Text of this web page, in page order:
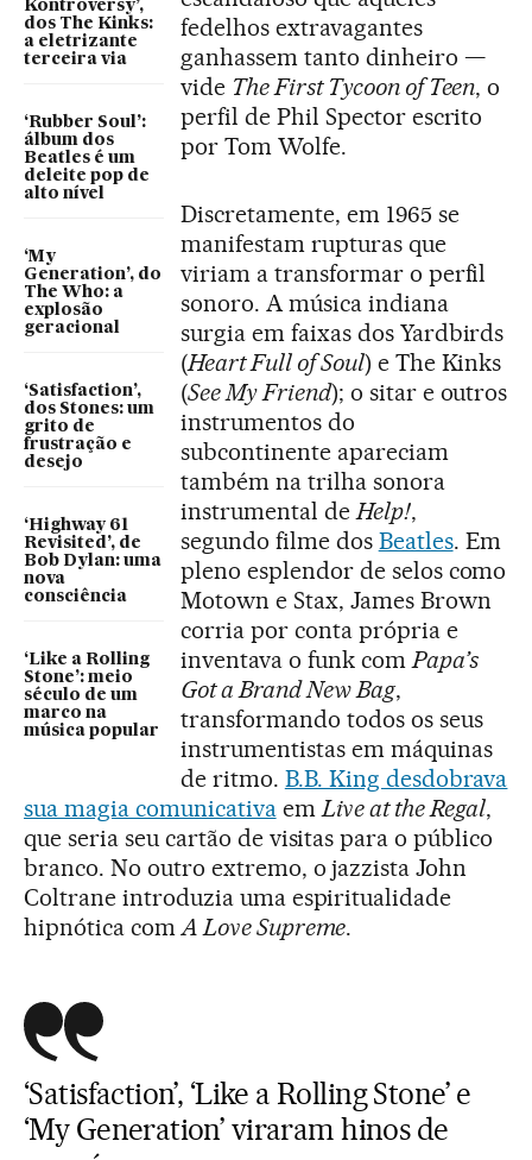
Kontroversy’,
dos The Kinks:
a eletrizante
terceira via
‘Rubber Soul’:
álbum dos
Beatles é um
deleite pop de
alto nível
‘My
Generation’, do
The Who: a
explosão
geracional
‘Satisfaction’,
dos Stones: um
grito de
frustração e
desejo
‘Highway 61
Revisited’, de
Bob Dylan: uma
nova
consciência
‘Like a Rolling
Stone’: meio
século de um
marco na
música popular
fedelhos extravagantes
ganhassem tanto dinheiro —
vide The First Tycoon of Teen, o
perfil de Phil Spector escrito
por Tom Wolfe.
Discretamente, em 1965 se
manifestam rupturas que
viriam a transformar o perfil
sonoro. A música indiana
surgia em faixas dos Yardbirds
(Heart Full of Soul) e The Kinks
(See My Friend); o sitar e outros
instrumentos do
subcontinente apareciam
também na trilha sonora
instrumental deHelp!,
segundo filme dos Beatles. Em
pleno esplendor de selos como
Motown e Stax, James Brown
corria por conta própria e
inventava o funk comPapa’s
Got a Brand New Bag,
transformando todos os seus
instrumentistas em máquinas
de ritmo. B.B. King desdobrava
sua magia comunicativaemLive at the Regal,
que seria seu cartão de visitas para o público
branco. No outro extremo, o jazzista John
Coltrane introduzia uma espiritualidade
hipnótica comA Love Supreme.
‘Satisfaction’, ‘Like a Rolling Stone’ e
‘My Generation’ viraram hinos de